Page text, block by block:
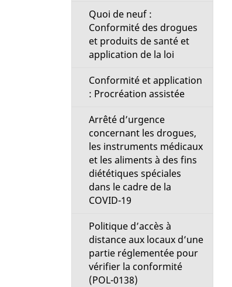
Quoi de neuf :
Conformité des drogues
et produits de santé et
application de la loi
Conformité et application
: Procréation assistée
Arrêté d’urgence
concernant les drogues,
les instruments médicaux
et les aliments à des fins
diététiques spéciales
dans le cadre de la
COVID-19
Politique d’accès à
distance aux locaux d’une
partie réglementée pour
vérifier la conformité
(POL-0138)